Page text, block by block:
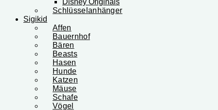
Disney Originals
Schlüsselanhänger
Sigikid
Affen
Bauernhof
Bären
Beasts
Hasen
Hunde
Katzen
Mäuse
Schafe
Vögel